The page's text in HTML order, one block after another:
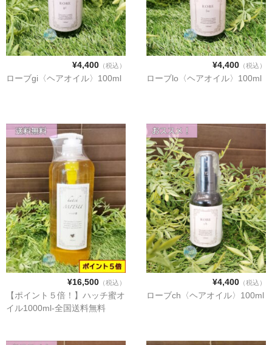
デンキバリブラシ
配送・送料について
商品Blog
お問い合わせ
¥4,400（税込）
ローブgi〈ヘアオイル〉100ml
¥4,400（税込）
ローブlo〈ヘアオイル〉100ml
¥16,500（税込）
【ポイント５倍！】ハッチ蜜オ
イル1000ml-全国送料無料
¥4,400（税込）
ローブch〈ヘアオイル〉100ml